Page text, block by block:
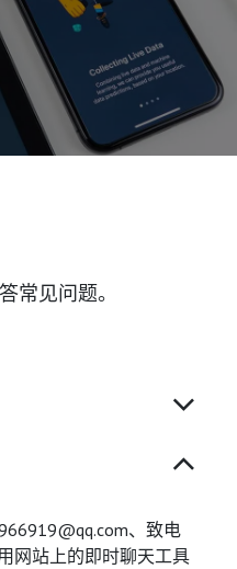
常见问题。
、致电
网站上的即时聊天工具